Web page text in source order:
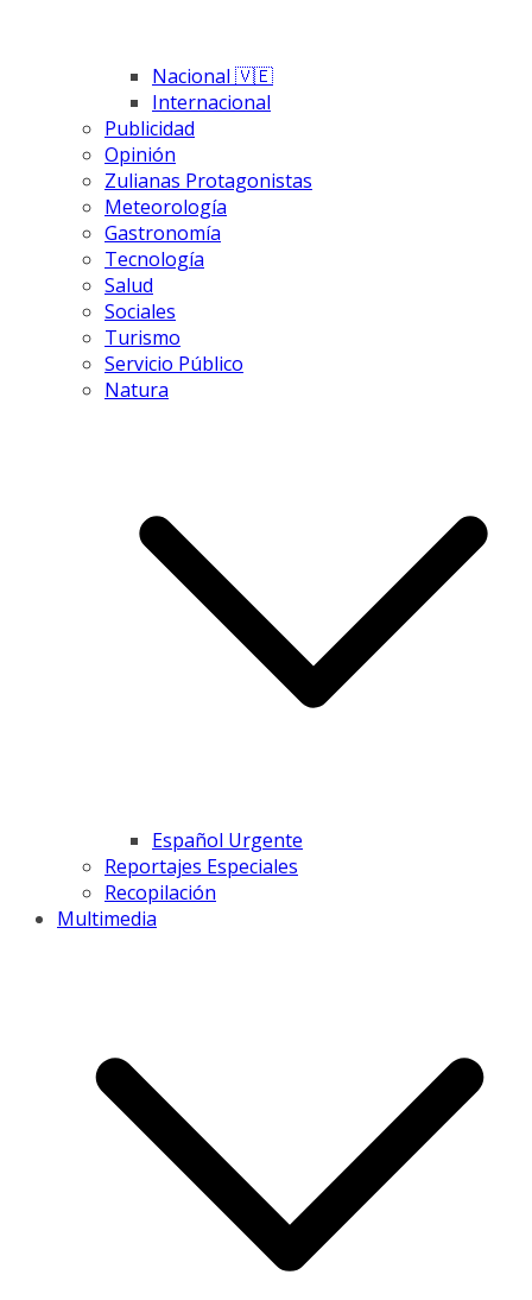
Nacional 🇻🇪
Internacional
Publicidad
Opinión
Zulianas Protagonistas
Meteorología
Gastronomía
Tecnología
Salud
Sociales
Turismo
Servicio Público
Natura
Español Urgente
Reportajes Especiales
Recopilación
Multimedia